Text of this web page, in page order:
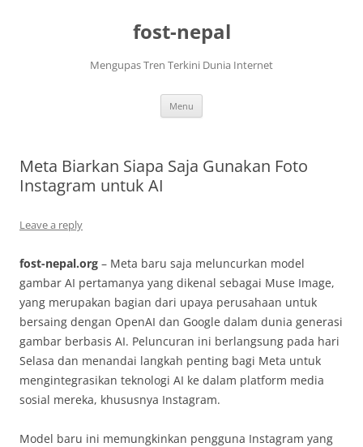
fost-nepal
Mengupas Tren Terkini Dunia Internet
Menu
Meta Biarkan Siapa Saja Gunakan Foto
Instagram untuk AI
Leave a reply
fost-nepal.org – Meta baru saja meluncurkan model
gambar AI pertamanya yang dikenal sebagai Muse Image,
yang merupakan bagian dari upaya perusahaan untuk
bersaing dengan OpenAI dan Google dalam dunia generasi
gambar berbasis AI. Peluncuran ini berlangsung pada hari
Selasa dan menandai langkah penting bagi Meta untuk
mengintegrasikan teknologi AI ke dalam platform media
sosial mereka, khususnya Instagram.
Model baru ini memungkinkan pengguna Instagram yang